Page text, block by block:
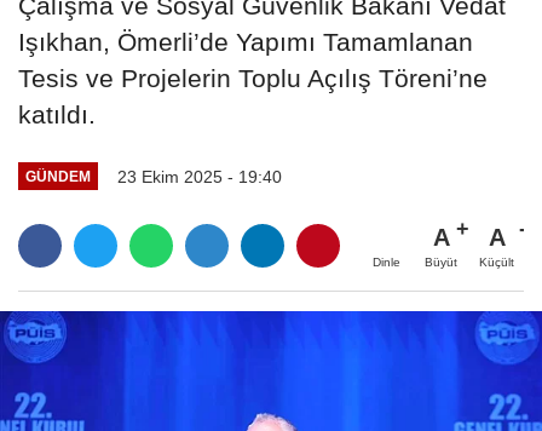
Işıkhan, Ömerli’de Yapımı Tamamlanan
Tesis ve Projelerin Toplu Açılış Töreni’ne
katıldı.
GÜNDEM 23 Ekim 2025 - 19:40
Dinle
A
Büyüt
A
Küçült